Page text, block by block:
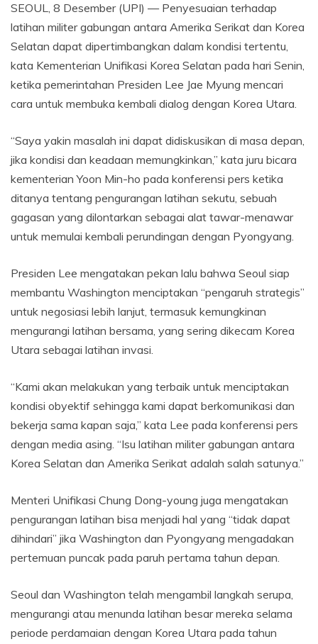
SEOUL, 8 Desember (UPI) —Penyesuaian terhadap
latihan militer gabungan antara Amerika Serikat dan Korea
Selatan dapat dipertimbangkan dalam kondisi tertentu,
kata Kementerian Unifikasi Korea Selatan pada hari Senin,
ketika pemerintahan Presiden Lee Jae Myung mencari
cara untuk membuka kembali dialog dengan Korea Utara.
“Saya yakin masalah ini dapat didiskusikan di masa depan,
jika kondisi dan keadaan memungkinkan,” kata juru bicara
kementerian Yoon Min-ho pada konferensi pers ketika
ditanya tentang pengurangan latihan sekutu, sebuah
gagasan yang dilontarkan sebagai alat tawar-menawar
untuk memulai kembali perundingan dengan Pyongyang.
Presiden Lee mengatakan pekan lalu bahwa Seoul siap
membantu Washington menciptakan “pengaruh strategis”
untuk negosiasi lebih lanjut, termasuk kemungkinan
mengurangi latihan bersama, yang sering dikecam Korea
Utara sebagai latihan invasi.
“Kami akan melakukan yang terbaik untuk menciptakan
kondisi obyektif sehingga kami dapat berkomunikasi dan
bekerja sama kapan saja,” kata Lee pada konferensi pers
dengan media asing. “Isu latihan militer gabungan antara
Korea Selatan dan Amerika Serikat adalah salah satunya.”
Menteri Unifikasi Chung Dong-young juga mengatakan
pengurangan latihan bisa menjadi hal yang “tidak dapat
dihindari” jika Washington dan Pyongyang mengadakan
pertemuan puncak pada paruh pertama tahun depan.
Seoul dan Washington telah mengambil langkah serupa,
mengurangi atau menunda latihan besar mereka selama
periode perdamaian dengan Korea Utara pada tahun